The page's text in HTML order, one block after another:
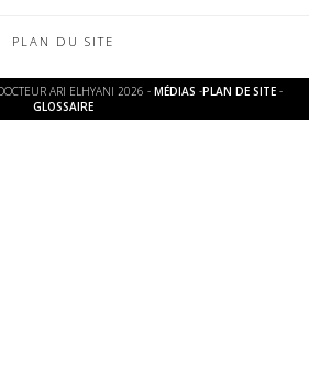
PLAN DU SITE
ARI ELHYANI 2026 - MÉDIAS -PLAN DE SITE-
GLOSSAIRE